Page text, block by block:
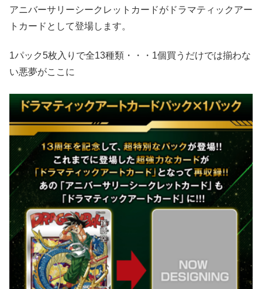
アニバーサリーシークレットカードがドラマティックアー
トカードとして登場します。
1パック5枚入りで全13種類・・・1個買うだけでは揃わな
い悪夢がここに